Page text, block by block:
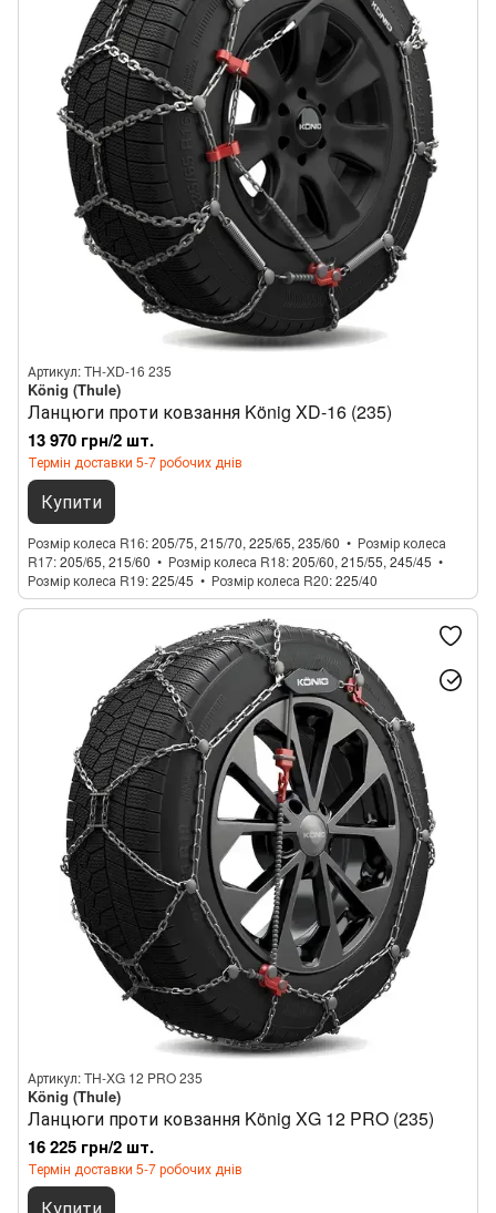
Артикул: TH-XD-16 235
König (Thule)
Ланцюги проти ковзання König XD-16 (235)
13 970 грн/2 шт.
Термін доставки 5-7 робочих днів
Купити
Розмір колеса R16 205/75, 215/70, 225/65, 235/60
Розмір колеса
R17 205/65, 215/60 Розмір колеса R18 205/60, 215/55, 245/45
Розмір колеса R19 225/45 Розмір колеса R20 225/40
Артикул: TH-XG 12 PRO 235
König (Thule)
Ланцюги проти ковзання König XG 12 PRO (235)
16 225 грн/2 шт.
Термін доставки 5-7 робочих днів